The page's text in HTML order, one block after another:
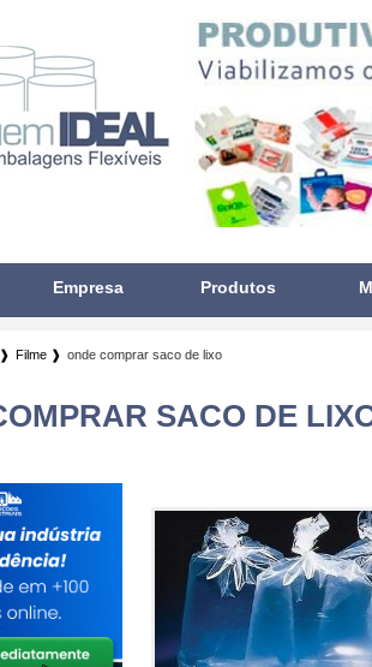
Empresa Produtos
Filme ❱ onde comprar saco de lixo
SACO DE